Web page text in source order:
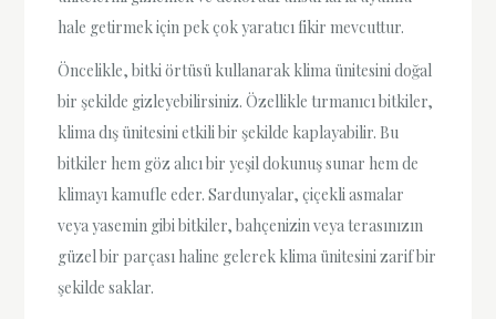
hale getirmek için pek çok yaratıcı fikir mevcuttur.
Öncelikle, bitki örtüsü kullanarak klima ünitesini doğal
bir şekilde gizleyebilirsiniz. Özellikle tırmanıcı bitkiler,
klima dış ünitesini etkili bir şekilde kaplayabilir. Bu
bitkiler hem göz alıcı bir yeşil dokunuş sunar hem de
klimayı kamufle eder. Sardunyalar, çiçekli asmalar
veya yasemin gibi bitkiler, bahçenizin veya terasınızın
güzel bir parçası haline gelerek klima ünitesini zarif bir
şekilde saklar.